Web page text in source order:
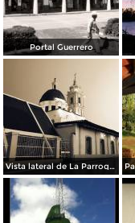
Portal Guerrero
Vista lateral de La Parroquia